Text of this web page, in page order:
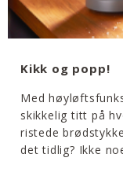
Kikk og popp!
Med
skikkelig titt på
ristede
det tidlig? Ikke